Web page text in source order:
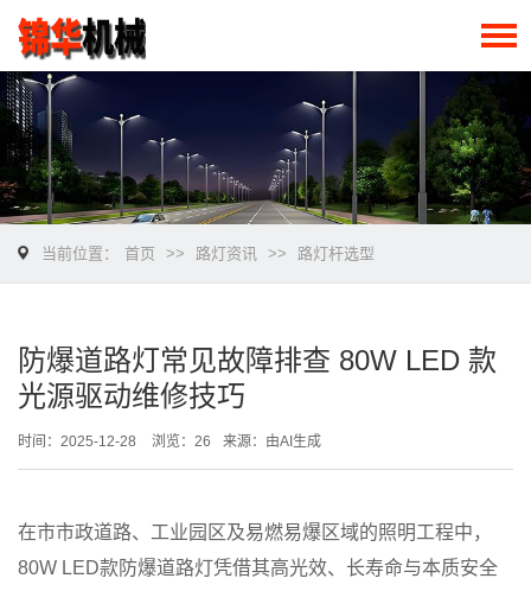
当前位置： 首页 >> 路灯资讯 >> 路灯杆选型
防爆道路灯常见故障排查 80W LED 款
光源驱动维修技巧
时间：2025-12-28 浏览：26 来源：由AI生成
在市市政道路、工业园区及易燃易爆区域的照明工程中，
80W LED款防爆道路灯凭借其高光效、长寿命与本质安全